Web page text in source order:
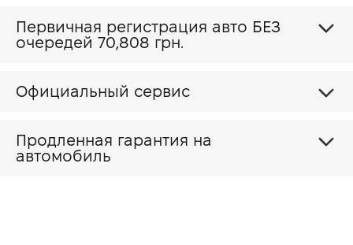
Первичная регистрация авто БЕЗ
очередей 70,808 грн.
Официальный сервис
Продленная гарантия на
автомобиль